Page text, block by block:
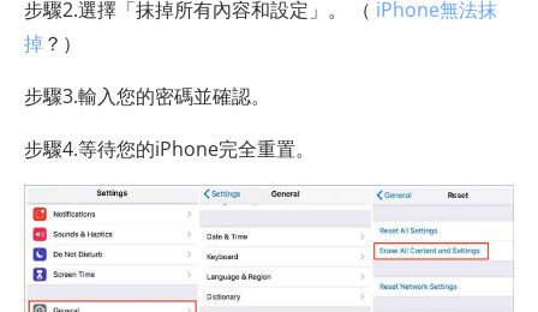
步驟2.選擇「抹掉所有內容和設定」。 （ iPhone無法抹
掉？）
步驟3.輸入您的密碼並確認。
步驟4.等待您的iPhone完全重置。